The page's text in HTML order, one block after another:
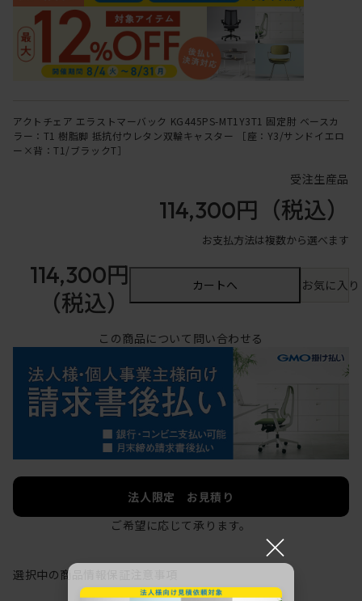
アクトチェア エラストマーバック KG445PS-MT1Y3T1 固定肘 ベースカ
ラー：T1 樹脂脚 抵抗付ウレタン双輪キャスター ［座：Y3/サンドイエロ
ー×背：T1/ブラックT］
受注生産品
114,300円 （税込）
お支払方法は複数から選べます
114,300円
（税込）
カートへ お気に入
この商品について問い合わせる
法人限定 お見積り
ご希望に応じて承ります。
選択中の商品情報
×